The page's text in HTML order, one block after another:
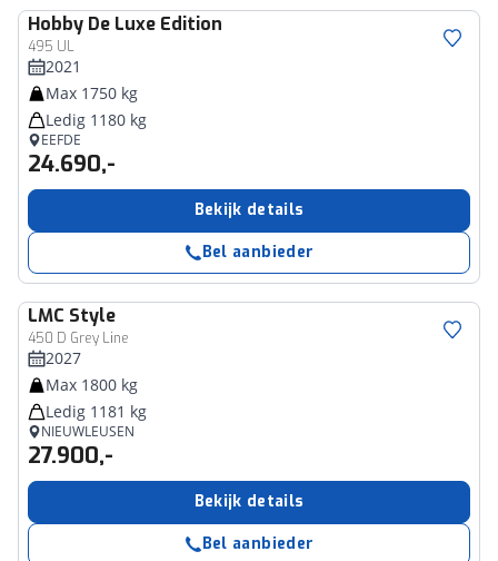
Hobby De Luxe Edition
495 UL
2021
Max 1750 kg
Ledig 1180 kg
EEFDE
24.690,-
Bekijk details
Bel aanbieder
LMC Style
450 D Grey Line
2027
Max 1800 kg
Ledig 1181 kg
NIEUWLEUSEN
27.900,-
Bekijk details
Bel aanbieder